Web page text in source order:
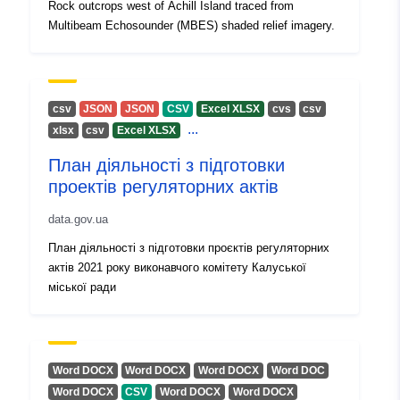
cfbf-4111-a24c-af876733ad88
Rock outcrops west of Achill Island traced from
Multibeam Echosounder (MBES) shaded relief imagery.
сsv JSON JSON CSV Excel XLSX cvs
сsv
хlsx
сsv Excel XLSX ...
План діяльності з підготовки
проектів регуляторних актів
data.gov.ua
План діяльності з підготовки проєктів регуляторних
актів 2021 року виконавчого комітету Калуської
міської ради
Word DOCX Word DOCX Word DOCX
Word DOC
Word DOCX
CSV Word DOCX Word DOCX